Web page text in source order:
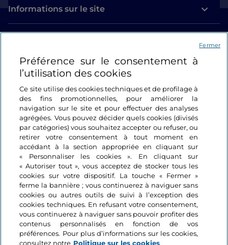
Informations sur le site
Se connecter
Suivez-nous
Préférence sur le consentement à
l’utilisation des cookies
Ce site utilise des cookies techniques et de profilage à
des fins promotionnelles, pour améliorer la
navigation sur le site et pour effectuer des analyses
agrégées. Vous pouvez décider quels cookies (divisés
par catégories) vous souhaitez accepter ou refuser, ou
retirer votre consentement à tout moment en
accédant à la section appropriée en cliquant sur
« Personnaliser les cookies ». En cliquant sur
« Autoriser tout », vous acceptez de stocker tous les
cookies sur votre dispositif. La touche « Fermer »
ferme la bannière ; vous continuerez à naviguer sans
cookies ou autres outils de suivi à l’exception des
cookies techniques. En refusant votre consentement,
vous continuerez à naviguer sans pouvoir profiter des
contenus personnalisés en fonction de vos
préférences. Pour plus d’informations sur les cookies,
consultez notre Politique sur les cookies
Fermer